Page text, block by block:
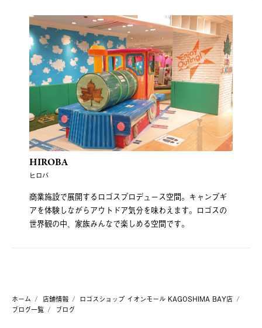
HIROBA
ヒロバ
商業施設で展開するロゴスプロデュース空間。キャンプギ
アを体験しながらアウトドア気分を味わえます。ロゴスの
世界観の中、家族みんなで楽しめる空間です。
ホーム 店舗情報
ロゴスショップ イオンモール KAGOSHIMA BAY店
ブログ一覧
ブログ